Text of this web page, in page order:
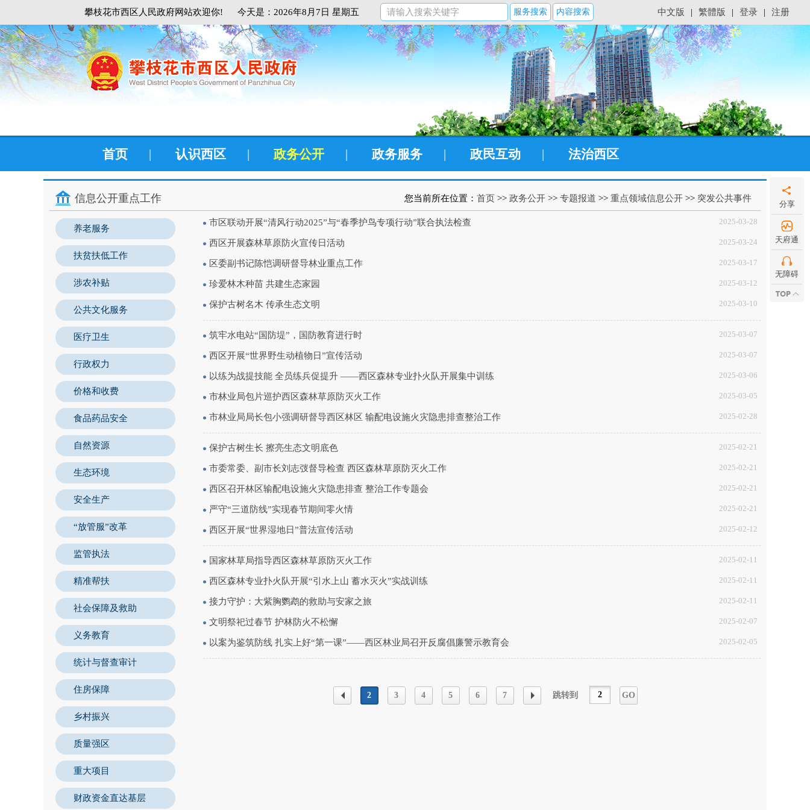
攀枝花市西区人民政府网站欢迎你! 今天是：2026年8月7日 星期五 服务搜索 内容搜索 中文版 | 繁體版 | 登录 | 注册
首页 | 认识西区 | 政务公开 | 政务服务 | 政民互动 | 法治西区
信息公开重点工作 您当前所在位置： 首页 >> 政务公开 >> 专题报道 >> 重点领域信息公开 >> 突发公共事件
养老服务
扶贫扶低工作
涉农补贴
公共文化服务
医疗卫生
行政权力
价格和收费
食品药品安全
自然资源
生态环境
安全生产
“放管服”改革
监管执法
精准帮扶
社会保障及救助
义务教育
统计与督查审计
住房保障
乡村振兴
质量强区
重大项目
财政资金直达基层
市区联动开展“清风行动2025”与“春季护鸟专项行动”联合执法检查 2025-03-28
西区开展森林草原防火宣传日活动 2025-03-24
区委副书记陈恺调研督导林业重点工作 2025-03-17
珍爱林木种苗 共建生态家园 2025-03-12
保护古树名木 传承生态文明 2025-03-10
筑牢水电站“国防堤”，国防教育进行时 2025-03-07
西区开展“世界野生动植物日”宣传活动 2025-03-07
以练为战提技能 全员练兵促提升 ——西区森林专业扑火队开展集中训练 2025-03-06
市林业局包片巡护西区森林草原防灭火工作 2025-03-05
市林业局局长包小强调研督导西区林区 输配电设施火灾隐患排查整治工作 2025-02-28
保护古树生长 擦亮生态文明底色 2025-02-21
市委常委、副市长刘志弢督导检查 西区森林草原防灭火工作 2025-02-21
西区召开林区输配电设施火灾隐患排查 整治工作专题会 2025-02-21
严守“三道防线”实现春节期间零火情 2025-02-21
西区开展“世界湿地日”普法宣传活动 2025-02-12
国家林草局指导西区森林草原防灭火工作 2025-02-11
西区森林专业扑火队开展“引水上山 蓄水灭火”实战训练 2025-02-11
接力守护：大紫胸鹦鹉的救助与安家之旅 2025-02-11
文明祭祀过春节 护林防火不松懈 2025-02-07
以案为鉴筑防线 扎实上好“第一课”——西区林业局召开反腐倡廉警示教育会 2025-02-05
2 3 4 5 6 7 跳转到 GO
分享
天府通
无障碍